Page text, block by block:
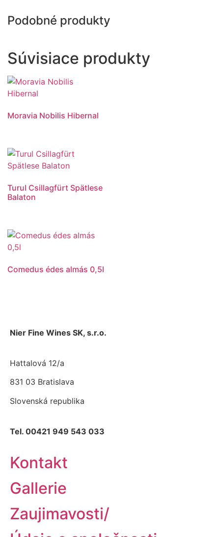
Podobné produkty
Súvisiace produkty
Moravia Nobilis Hibernal
Turul Csillagfürt Spätlese
Balaton
Comedus édes almás 0,5l
Nier Fine Wines SK, s.r.o.
Hattalová 12/a
831 03 Bratislava
Slovenská republika
Tel. 00421 949 543 033
Kontakt
Gallerie
Zaujimavosti/